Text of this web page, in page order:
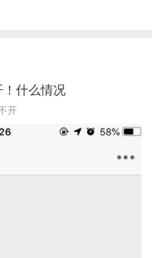
！什么情况
开